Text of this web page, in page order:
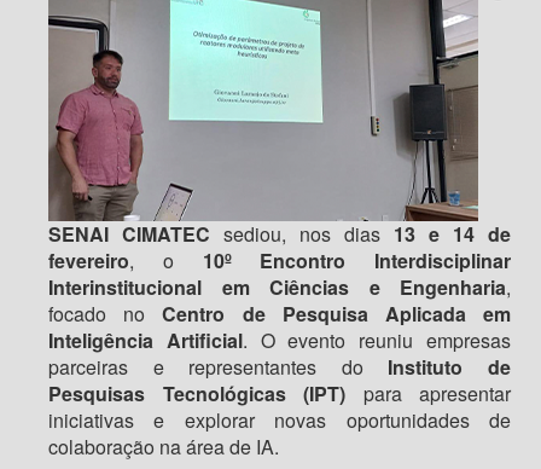
SENAI CIMATEC sediou, nos dias 13 e 14 de
fevereiro, o 10º Encontro Interdisciplinar
Interinstitucional em Ciências e Engenharia,
focado noCentro de Pesquisa Aplicada em
Inteligência Artificial. O evento reuniu empresas
parceiras e representantes do Instituto de
Pesquisas Tecnológicas (IPT) para apresentar
iniciativas e explorar novas oportunidades de
colaboração na área de IA.